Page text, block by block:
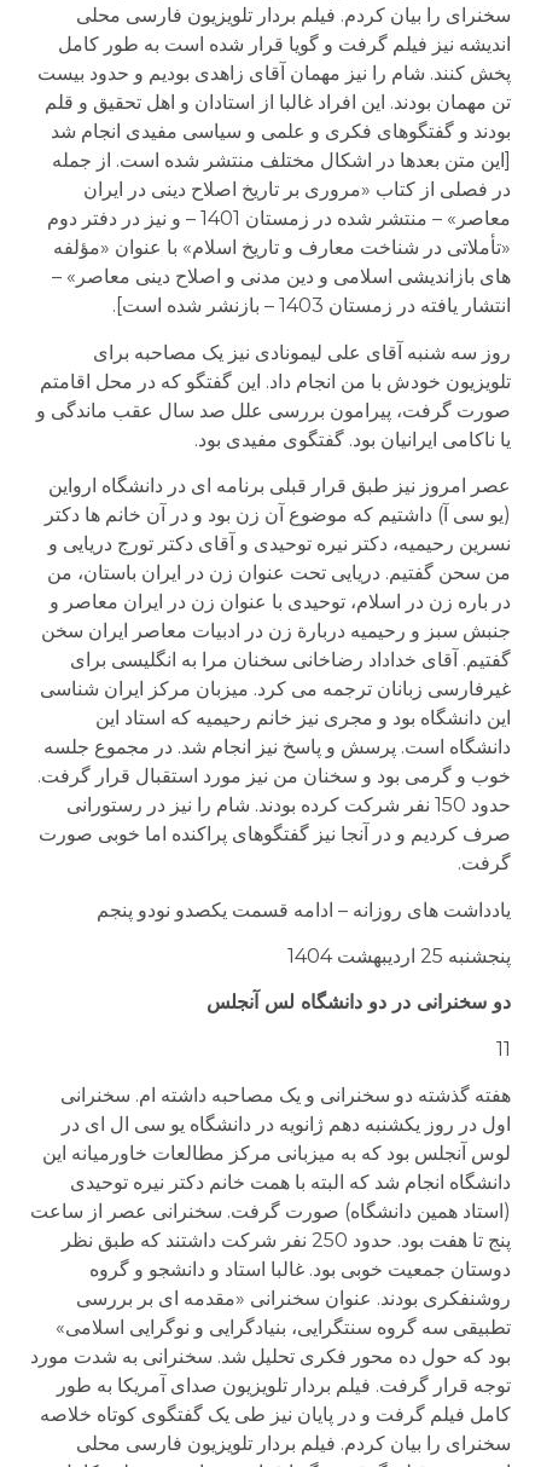
سخنرای را بیان کردم. فیلم بردار تلویزیون فارسی محلی
اندیشه نیز فیلم گرفت و گویا قرار شده است به طور کامل
پخش کنند. شام را نیز مهمان آقای زاهدی بودیم و حدود بیست
تن مهمان بودند. این افراد غالبا از استادان و اهل تحقیق و قلم
بودند و گفتگوهای فکری و علمی و سیاسی مفیدی انجام شد
[این متن بعدها در اشکال مختلف منتشر شده است. از جمله
در فصلی از کتاب «مروری بر تاریخ اصلاح دینی در ایران
معاصر» – منتشر شده در زمستان 1401 – و نیز در دفتر دوم
«تأملاتی در شناخت معارف و تاریخ اسلام» با عنوان «مؤلفه
های بازاندیشی اسلامی و دین مدنی و اصلاح دینی معاصر» –
انتشار یافته در زمستان 1403 – بازنشر شده است].
روز سه شنبه آقای علی لیمونادی نیز یک مصاحبه برای
تلویزیون خودش با من انجام داد. این گفتگو که در محل اقامتم
صورت گرفت، پیرامون بررسی علل صد سال عقب ماندگی و
یا ناکامی ایرانیان بود. گفتگوی مفیدی بود.
عصر امروز نیز طبق قرار قبلی برنامه ای در دانشگاه ارواین
(یو سی آ) داشتیم که موضوع آن زن بود و در آن خانم ها دکتر
نسرین رحیمیه، دکتر نیره توحیدی و آقای دکتر تورج دریایی و
من سحن گفتیم. دریایی تحت عنوان زن در ایران باستان، من
در باره زن در اسلام، توحیدی با عنوان زن در ایران معاصر و
جنبش سبز و رحیمیه دربارة زن در ادبیات معاصر ایران سخن
گفتیم. آقای خداداد رضاخانی سخنان مرا به انگلیسی برای
غیرفارسی زبانان ترجمه می کرد. میزبان مرکز ایران شناسی
این دانشگاه بود و مجری نیز خانم رحیمیه که استاد این
دانشگاه است. پرسش و پاسخ نیز انجام شد. در مجموع جلسه
خوب و گرمی بود و سخنان من نیز مورد استقبال قرار گرفت.
حدود 150 نفر شرکت کرده بودند. شام را نیز در رستورانی
صرف کردیم و در آنجا نیز گفتگوهای پراکنده اما خوبی صورت
گرفت.
یادداشت های روزانه – ادامه قسمت یکصدو نودو پنجم
پنجشنبه 25 اردیبهشت 1404
دو سخنرانی در دو دانشگاه لس آنجلس
11
هفته گذشته دو سخنرانی و یک مصاحبه داشته ام. سخنرانی
اول در روز یکشنبه دهم ژانویه در دانشگاه یو سی ال ای در
لوس آنجلس بود که به میزبانی مرکز مطالعات خاورمیانه این
دانشگاه انجام شد که البته با همت خانم دکتر نیره توحیدی
(استاد همین دانشگاه) صورت گرفت. سخنرانی عصر از ساعت
پنج تا هفت بود. حدود 250 نفر شرکت داشتند که طبق نظر
دوستان جمعیت خوبی بود. غالبا استاد و دانشجو و گروه
روشنفکری بودند. عنوان سخنرانی «مقدمه ای بر بررسی
تطبیقی سه گروه سنتگرایی، بنیادگرایی و نوگرایی اسلامی»
بود که حول ده محور فکری تحلیل شد. سخنرانی به شدت مورد
توجه قرار گرفت. فیلم بردار تلویزیون صدای آمریکا به طور
کامل فیلم گرفت و در پایان نیز طی یک گفتگوی کوتاه خلاصه
سخنرای را بیان کردم. فیلم بردار تلویزیون فارسی محلی